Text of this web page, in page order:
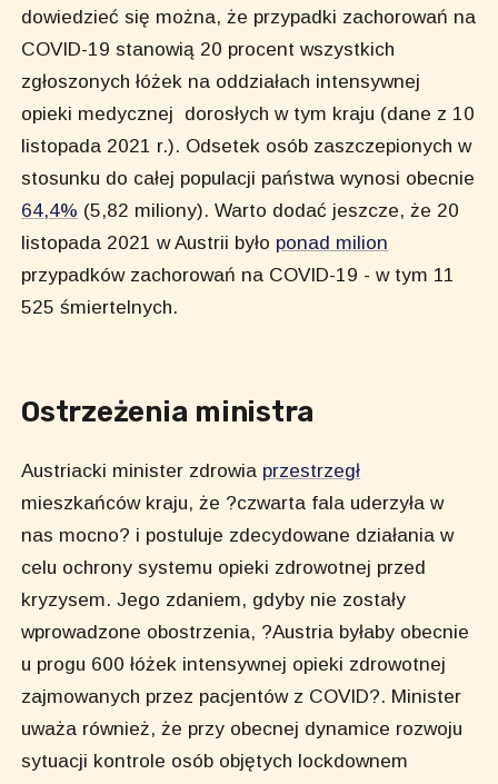
dowiedzieć się można, że przypadki zachorowań na
COVID-19 stanowią 20 procent wszystkich
zgłoszonych łóżek na oddziałach intensywnej
opieki medycznej dorosłych w tym kraju (dane z 10
listopada 2021 r.). Odsetek osób zaszczepionych w
stosunku do całej populacji państwa wynosi obecnie
64,4% (5,82 miliony). Warto dodać jeszcze, że 20
listopada 2021 w Austrii było ponad milion
przypadków zachorowań na COVID-19 - w tym 11
525 śmiertelnych.
Ostrzeżenia ministra
Austriacki minister zdrowia przestrzegł
mieszkańców kraju, że ?czwarta fala uderzyła w
nas mocno? i postuluje zdecydowane działania w
celu ochrony systemu opieki zdrowotnej przed
kryzysem. Jego zdaniem, gdyby nie zostały
wprowadzone obostrzenia, ?Austria byłaby obecnie
u progu 600 łóżek intensywnej opieki zdrowotnej
zajmowanych przez pacjentów z COVID?. Minister
uważa również, że przy obecnej dynamice rozwoju
sytuacji kontrole osób objętych lockdownem